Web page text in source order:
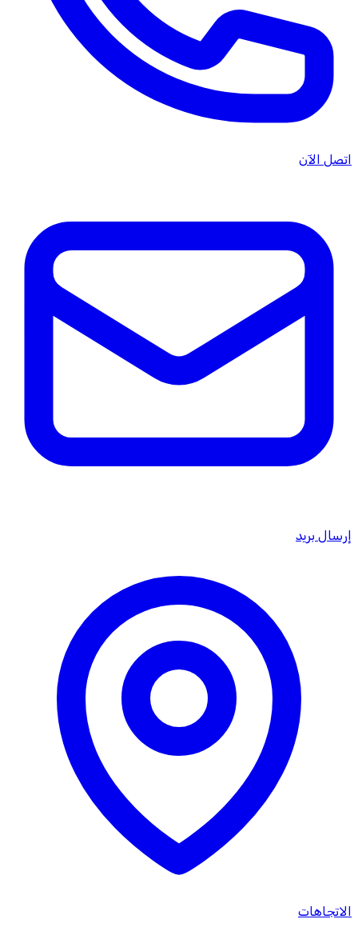
اتصل الآن
إرسال بريد
الاتجاهات